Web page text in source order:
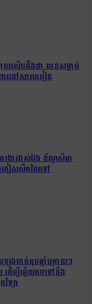
ធរស៊ើបដឹងថា បានសម្លាប់
ារនៅសាលារៀន
ារងារវាស់វែង ខ័ណ្ឌសីមា
ឋភៀសសឹកវិលទៅ
ឡងបាក់ឌុបឆ្នាំក្រោយៗ
ដើម្បីឆ្លើយតបទៅនឹង
ទ្យា